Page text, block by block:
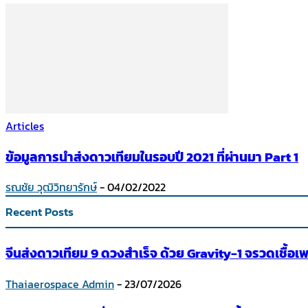
Articles
ข้อมูลการนำส่งดาวเทียมในรอบปี 2021 ที่ผ่านมา Part 1
รณชัย วุฒิวิทยารักษ์-04/02/2022
Recent Posts
จีนส่งดาวเทียม 9 ดวงสำเร็จ ด้วย Gravity-1 จรวดเชื้อ
Thaiaerospace Admin-23/07/2026